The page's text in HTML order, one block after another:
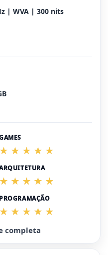
| WVA | 300 nits
PROGRAMAÇÃO
completa